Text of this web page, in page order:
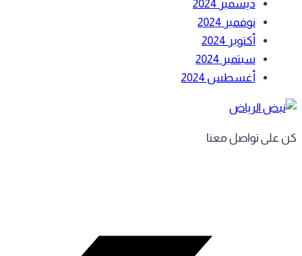
ديسمبر 2024
نوفمبر 2024
أكتوبر 2024
سبتمبر 2024
أغسطس 2024
كن على تواصل معنا